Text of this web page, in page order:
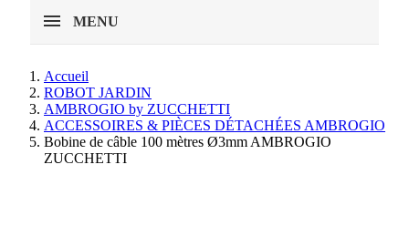
MENU
Accueil
ROBOT JARDIN
AMBROGIO by ZUCCHETTI
ACCESSOIRES & PIÈCES DÉTACHÉES AMBROGIO
Bobine de câble 100 mètres Ø3mm AMBROGIO
ZUCCHETTI